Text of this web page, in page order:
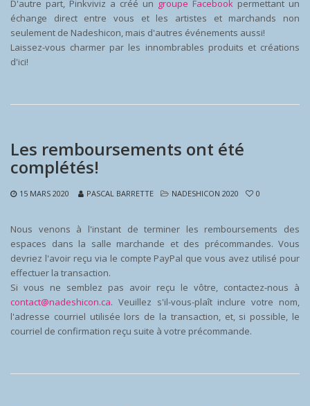
D'autre part, Pinkviviz a créé un groupe Facebook permettant un
échange direct entre vous et les artistes et marchands non
seulement de Nadeshicon, mais d'autres événements aussi!
Laissez-vous charmer par les innombrables produits et créations
d'ici!
Les remboursements ont été
complétés!
15 MARS 2020 PASCAL BARRETTE NADESHICON 2020 0
Nous venons à l'instant de terminer les remboursements des
espaces dans la salle marchande et des précommandes. Vous
devriez l'avoir reçu via le compte PayPal que vous avez utilisé pour
effectuer la transaction.
Si vous ne semblez pas avoir reçu le vôtre, contactez-nous à
contact@nadeshicon.ca. Veuillez s'il-vous-plaît inclure votre nom,
l'adresse courriel utilisée lors de la transaction, et, si possible, le
courriel de confirmation reçu suite à votre précommande.